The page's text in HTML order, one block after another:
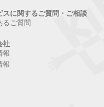
スに関するご質問・ご相談
るご質問
社
報
報